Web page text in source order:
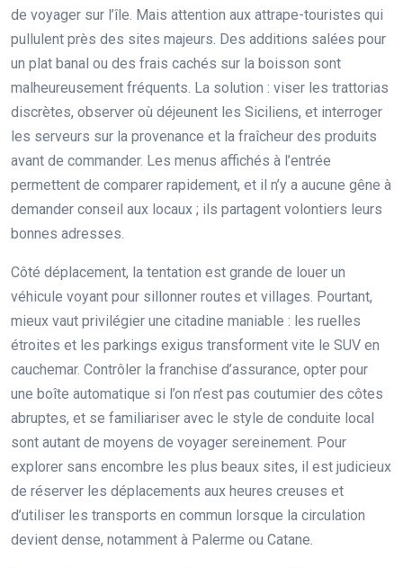
de voyager sur l’île. Mais attention aux attrape-touristes qui
pullulent près des sites majeurs. Des additions salées pour
un plat banal ou des frais cachés sur la boisson sont
malheureusement fréquents. La solution : viser les trattorias
discrètes, observer où déjeunent les Siciliens, et interroger
les serveurs sur la provenance et la fraîcheur des produits
avant de commander. Les menus affichés à l’entrée
permettent de comparer rapidement, et il n’y a aucune gêne à
demander conseil aux locaux ; ils partagent volontiers leurs
bonnes adresses.
Côté déplacement, la tentation est grande de louer un
véhicule voyant pour sillonner routes et villages. Pourtant,
mieux vaut privilégier une citadine maniable : les ruelles
étroites et les parkings exigus transforment vite le SUV en
cauchemar. Contrôler la franchise d’assurance, opter pour
une boîte automatique si l’on n’est pas coutumier des côtes
abruptes, et se familiariser avec le style de conduite local
sont autant de moyens de voyager sereinement. Pour
explorer sans encombre les plus beaux sites, il est judicieux
de réserver les déplacements aux heures creuses et
d’utiliser les transports en commun lorsque la circulation
devient dense, notamment à Palerme ou Catane.